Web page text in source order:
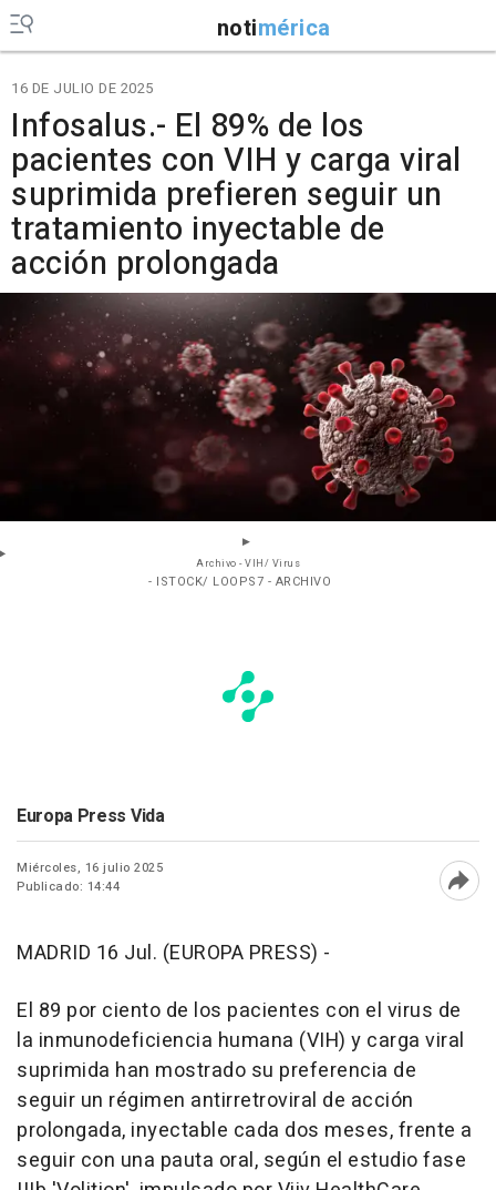
notimérica
16 DE JULIO DE 2025
Infosalus.- El 89% de los
pacientes con VIH y carga viral
suprimida prefieren seguir un
tratamiento inyectable de
acción prolongada
Archivo - VIH/ Virus
- ISTOCK/ LOOPS7 - ARCHIVO
Europa Press Vida
Miércoles, 16 julio 2025
Publicado: 14:44
MADRID 16 Jul. (EUROPA PRESS) -
El 89 por ciento de los pacientes con el virus de
la inmunodeficiencia humana (VIH) y carga viral
suprimida han mostrado su preferencia de
seguir un régimen antirretroviral de acción
prolongada, inyectable cada dos meses, frente a
seguir con una pauta oral, según el estudio fase